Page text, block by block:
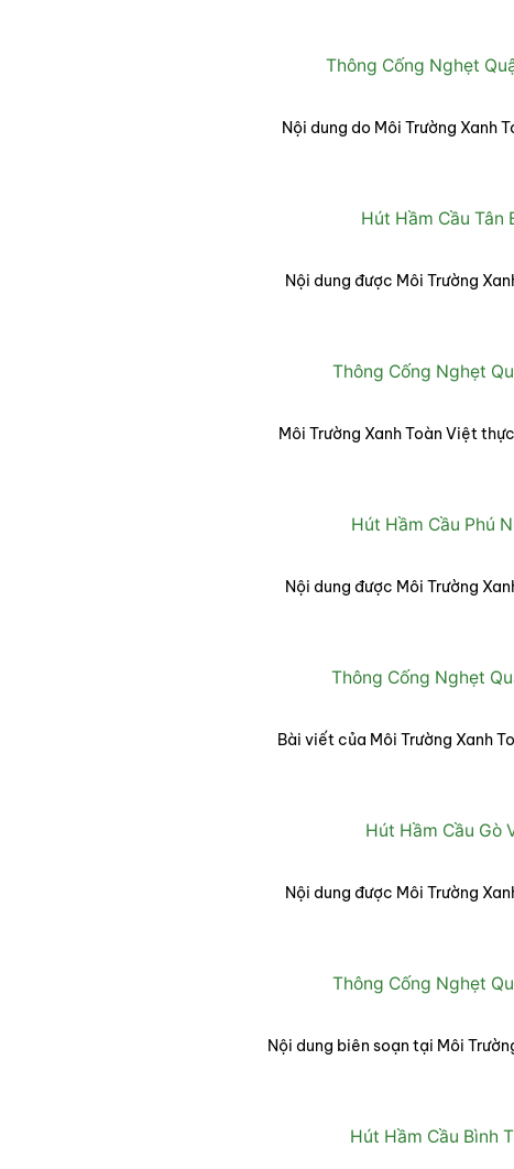
Thông Cống Nghẹt
Nội dung do Môi Trường Xanh
Hút Hầm Cầu Tân
Nội dung được Môi Trường
Thông Cống Nghẹt
Môi Trường Xanh Toàn Việt
Hút Hầm Cầu Phú
Nội dung được Môi Trường
Thông Cống Nghẹt
Bài viết của Môi Trường Xanh
Hút Hầm Cầu Gò
Nội dung được Môi Trường
Thông Cống Nghẹt
Nội dung biên soạn tại Môi
Hút Hầm Cầu Bình